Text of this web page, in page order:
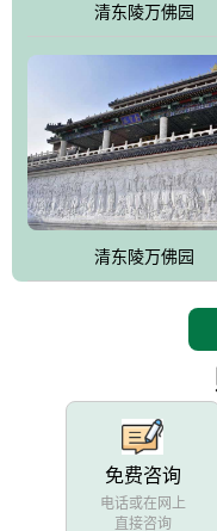
万佛园工程一期占地448
用全仿古式建筑，寻求与
区建设中寻求陵园建设与
的地形优势，打造现代艺
合服务设施，服务于陵园
托、相互促进，园区绿化
设计建造各种墓地墓位3
能适应不同消费阶层的需
清东陵万佛园
清东陵万佛园
免费咨询
电话或在网上
直接咨询